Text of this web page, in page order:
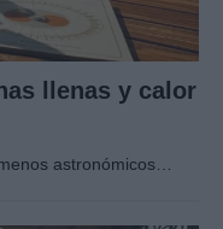
llenas y calor
astronómicos…